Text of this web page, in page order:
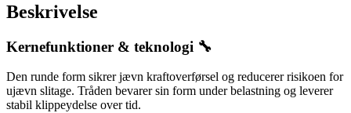
Beskrivelse
Kernefunktioner & teknologi 🔧
Den runde form sikrer jævn kraftoverførsel og reducerer risikoen for
ujævn slitage. Tråden bevarer sin form under belastning og leverer
stabil klippeydelse over tid.